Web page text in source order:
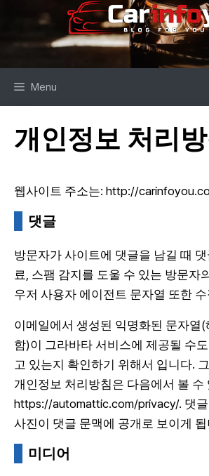
Menu
개인정보 처리
웹사이트 주소는: http://
댓글
방문자가 사이트에 댓글을 남길 때
료, 스팸 감지를 도울 수 있는 방문자
우저 사용자 에이전트 문자열 또한
이메일에서 생성된 익명화된 문자열
함)이 그라바타 서비스에 제공될 수
고 있는지 확인하기 위해서 입니다.
개인정보 처리방침은 다음에서 볼 수
https://automattic.com/privacy/. 댓
사진이 댓글 문맥에 공개로 보이게 됩
미디어